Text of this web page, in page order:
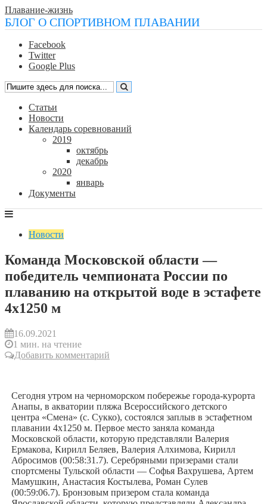
Плавание-жизнь
БЛОГ О СПОРТИВНОМ ПЛАВАНИИ
Facebook
Twitter
Google Plus
Статьи
Новости
Календарь соревнований
2019
октябрь
декабрь
2020
январь
Документы
Новости
Команда Московской области —
победитель чемпионата России по
плаванию на открытой воде в эстафете
4х1250 м
16.09.2021
1 мин. на чтение
Добавить комментарий
Сегодня утром на черноморском побережье города-курорта
Анапы, в акватории пляжа Всероссийского детского
центра «Смена» (c. Сукко), состоялся заплыв в эстафетном
плавании 4х1250 м. Первое место заняла команда
Московской области, которую представляли Валерия
Ермакова, Кирилл Беляев, Валерия Алхимова, Кирилл
Абросимов (00:58:31.7). Серебряными призерами стали
спортсмены Тульской области — Софья Вахрушева, Артем
Мамушкин, Анастасия Костылева, Роман Сулев
(00:59:06.7). Бронзовым призером стала команда